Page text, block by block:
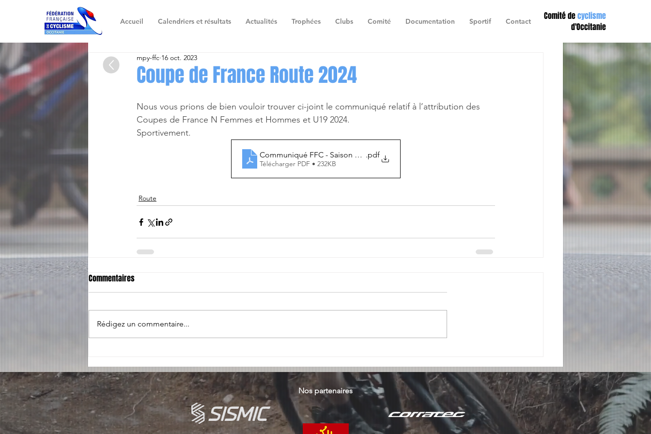
Accueil Calendriers et résultats Actualités Trophées Clubs Comité Documentation Sportif Contact Comité decyclisme
d'Occitanie
Coupe de France Route 2024
mpy-ffc 16 oct. 2023
Nous vous prions de bien vouloir trouver ci-joint le communiqué relatif à l’attribution des
Coupes de France N Femmes et Hommes et U19 2024.
Sportivement.
Communiqué FFC - Saison Route 2024 - Coupes de France - envoi le 13 10 23
.pdf
Télécharger PDF • 232KB
Route
Commentaires
Rédigez un commentaire...
Nos partenaires